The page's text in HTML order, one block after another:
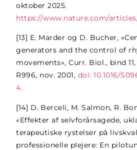
oktober 2025.
https://www.nature.com/
[13] E. Marder og D. Bucher,
generators and the control of
movements», Curr. Biol., bind
R996, nov. 2001, doi: 10.1016/
4.
[14] D. Berceli, M. Salmon, R.
«Effekter af selvforårsagede,
terapeutiske rystelser på
professionelle plejere: En